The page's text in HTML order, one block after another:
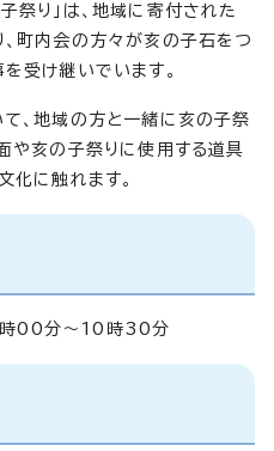
祭り」は、地域に寄付された
町内会の方々が亥の子石をつ
受け継いでいます。
、地域の方と一緒に亥の子祭
や亥の子祭りに使用する道具
化に触れます。
時00分～10時30分